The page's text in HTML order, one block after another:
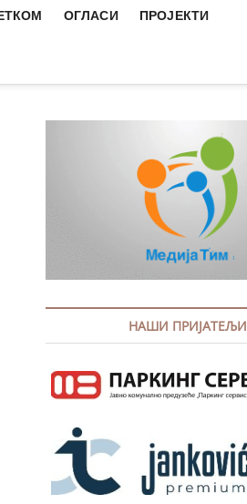
ОГЛАСИ ПРОЈЕКТИ
НАШИ ПРИЈАТЕЉИ